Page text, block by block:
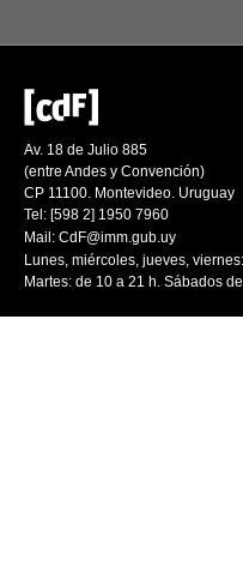
Av. 18 de Julio 885
(entre Andes y Convención)
CP 11100. Montevideo. Uruguay
Tel: [598 2] 1950 7960
Mail: CdF@imm.gub.uy
Lunes, miércoles, jueves,
Martes: de 10 a 21 h. Sábados